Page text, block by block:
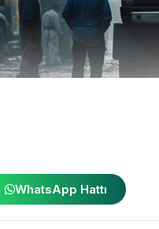
WhatsApp Hattı